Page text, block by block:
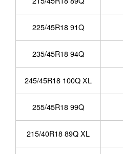
225/45R18 91Q
235/45R18 94Q
245/45R18 100Q XL
255/45R18 99Q
215/40R18 89Q XL